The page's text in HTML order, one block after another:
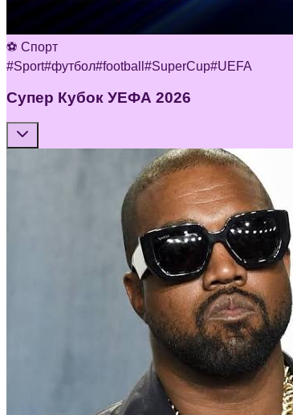
⚽ Спорт
#Sport#футбол#football #SuperCup#UEFA
Супер Кубок УЕФА 2026